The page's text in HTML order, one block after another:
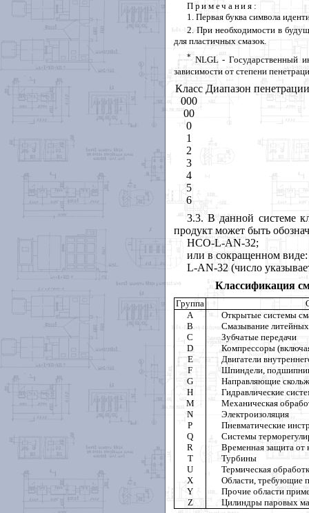
Примечания:
1. Первая буква символа
2. При необходимости в
для пластичных смазок.
*NLGL - Государственный
зависимости от степени
Класс Диапазон
000
00
0
1
2
3
4
5
6
3.3. В данной системе
продукт может быть
HCO-L-AN-32;
или в сокращенном виде:
L-AN-32 (число
Классификация
Группа
А
Открытые системы
В
Смазывание
С
Зубчатые передачи
D
Компрессоры
Е
Двигатели
F
Шпиндели,
G
Направляющие
Н
Гидравлические
М
Механическая
N
Электроизоляция
Р
Пневматические
Q
Системы
R
Временная защита от
Т
Турбины
U
Термическая
X
Области, требующие
Y
Прочие области
Z
Цилиндры паровых